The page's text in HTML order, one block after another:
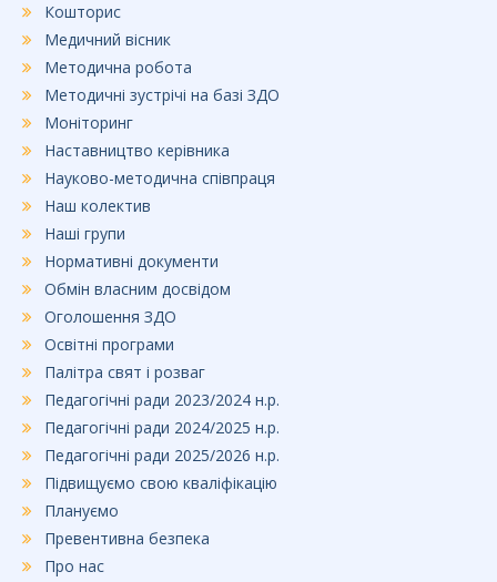
Кошторис
Медичний вісник
Методична робота
Методичні зустрічі на базі ЗДО
Моніторинг
Наставництво керівника
Науково-методична співпраця
Наш колектив
Наші групи
Нормативні документи
Обмін власним досвідом
Оголошення ЗДО
Освітні програми
Палітра свят і розваг
Педагогічні ради 2023/2024 н.р.
Педагогічні ради 2024/2025 н.р.
Педагогічні ради 2025/2026 н.р.
Підвищуємо свою кваліфікацію
Плануємо
Превентивна безпека
Про нас